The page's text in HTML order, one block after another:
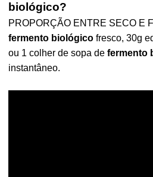
biológico?
PROPORÇÃO ENTRE SECO E
fermento biológico fresco, 30g
ou 1 colher de sopa defermento
instantâneo.